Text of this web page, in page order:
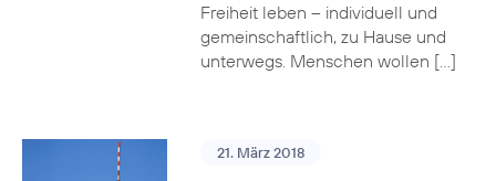
Freiheit leben – individuell und
gemeinschaftlich, zu Hause und
unterwegs. Menschen wollen […]
21. März 2018